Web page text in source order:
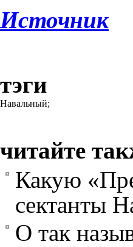
Источник
тэги
Навальный;
читайте
Какую
сектанты
О так